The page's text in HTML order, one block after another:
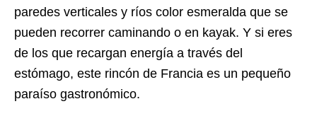
paredes verticales y ríos color esmeralda que se
pueden recorrer caminando o en kayak. Y si eres
de los que recargan energía a través del
estómago, este rincón de Francia es un pequeño
paraíso gastronómico.